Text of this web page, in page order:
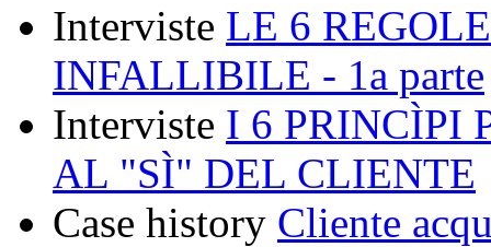
Interviste LE 6
INFALLIBILE - 1a parte
Interviste I 6 PRINCÌPI
AL "SÌ" DEL CLIENTE
Case history Cliente